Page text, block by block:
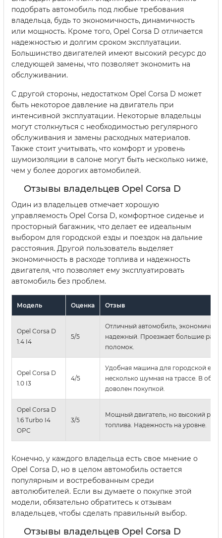
подобрать автомобиль под любые требования
владельца, будь то экономичность, динамичность
или мощность. Кроме того, Opel Corsa D отличается
надежностью и долгим сроком эксплуатации.
Большинство двигателей имеют высокий ресурс до
следующей замены, что позволяет экономить на
обслуживании.
С другой стороны, недостатком Opel Corsa D может
быть некоторое давление на двигатель при
интенсивной эксплуатации. Некоторые владельцы
могут столкнуться с необходимостью регулярного
обслуживания и замены расходных материалов.
Также стоит учитывать, что комфорт и уровень
шумоизоляции в салоне могут быть несколько ниже,
чем у более дорогих автомобилей.
Отзывы владельцев Opel Corsa D
Один из владельцев отмечает хорошую
управляемость Opel Corsa D, комфортное сиденье и
просторный багажник, что делает ее идеальным
выбором для городской езды и поездок на дальние
расстояния. Другой пользователь выделяет
экономичность в расходе топлива и надежность
двигателя, что позволяет ему эксплуатировать
автомобиль без проблем.
Модель Оценка Отзыв
Opel Corsa D
1.4 I4
5/5
Отличный автомобиль,
надежный. Проезжает большие
поломок.
Opel Corsa D
1.0 I3
4/5
Удобная машина для городской
несколько шумная на трассе. В
доволен покупкой.
Opel Corsa D
1.6 Turbo I4
OPC
3/5
Мощный двигатель, но высокий
топлива. Надежность на уровне.
Конечно, у каждого владельца есть свое мнение о
Opel Corsa D, но в целом автомобиль остается
популярным и востребованным среди
автолюбителей. Если вы думаете о покупке этой
модели, обязательно обратитесь к отзывам
владельцев, чтобы сделать правильный выбор.
Отзывы владельцев Opel Corsa D